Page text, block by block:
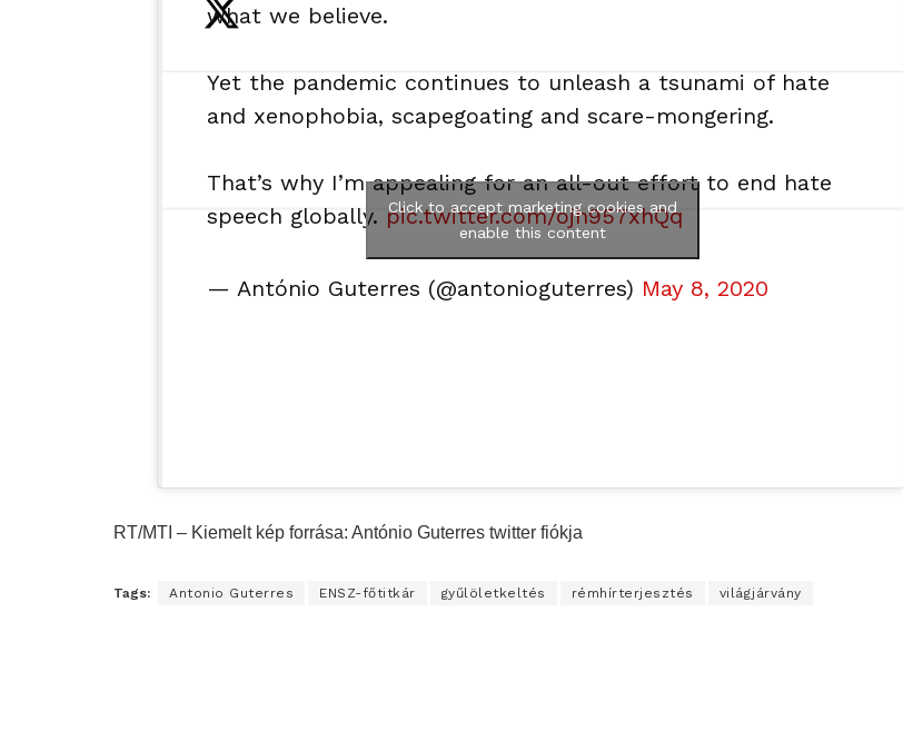
what we believe.
Yet the pandemic continues to unleash a tsunami of hate
and xenophobia, scapegoating and scare-mongering.
That’s why I’m appealing for an all-out effort to end hate
speech globally. pic.twitter.com/ojh957xhQq
— António Guterres (@antonioguterres) May 8, 2020
Click to accept marketing cookies and
enable this content
RT/MTI – Kiemelt kép forrása: António Guterres twitter fiókja
Tags: Antonio Guterres ENSZ-főtitkár gyűlöletkeltés rémhírterjesztés világjárvány